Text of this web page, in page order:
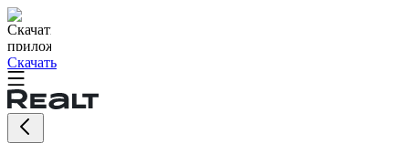
Скачать